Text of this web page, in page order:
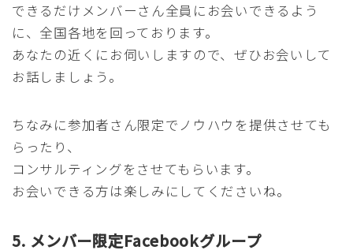
できるだけメンバーさん全員にお会いできるよう
に、全国各地を回っております。
あなたの近くにお伺いしますので、ぜひお会いして
お話しましょう。
ちなみに参加者さん限定でノウハウを提供させても
らったり、
コンサルティングをさせてもらいます。
お会いできる方は楽しみにしてくださいね。
5. メンバー限定Facebookグループ